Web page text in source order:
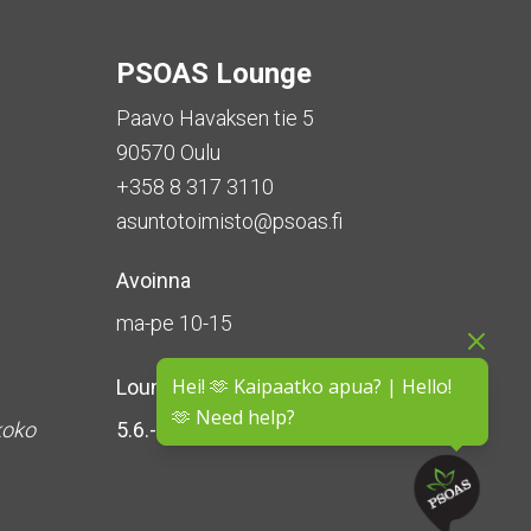
Hei! 🫶 Kaipaatko apua? | Hello!
🫶 Need help?
PSOAS Lounge
Paavo Havaksen tie 5
90570 Oulu
+358 8 317 3110
asuntotoimisto@psoas.fi
Avoinna
ma-pe 10-15
Lounge onsuljettu kesän ajan
5.6.-16.8.2026